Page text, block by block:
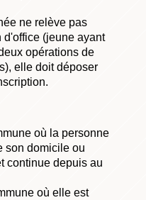
ne relève pas
(jeune ayant
opérations de
elle doit déposer
où la personne
son domicile ou
continue depuis au
où elle est